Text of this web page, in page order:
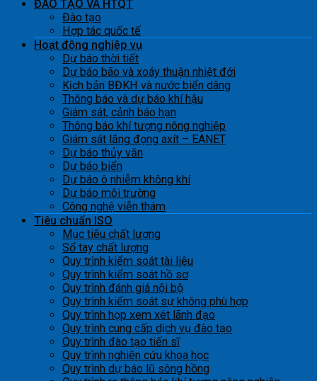
ĐÀO TẠO VÀ HTQT
Đào tạo
Hợp tác quốc tế
Hoạt động nghiệp vụ
Dự báo thời tiết
Dự báo bão và xoáy thuận nhiệt đới
Kịch bản BĐKH và nước biển dâng
Thông báo và dự báo khí hậu
Giám sát, cảnh báo hạn
Thông báo khí tượng nông nghiệp
Giám sát lắng đọng axít – EANET
Dự báo thủy văn
Dự báo biển
Dự báo ô nhiễm không khí
Dự báo môi trường
Công nghệ viễn thám
Tiêu chuẩn ISO
Mục tiêu chất lượng
Sổ tay chất lượng
Quy trình kiểm soát tài liệu
Quy trình kiểm soát hồ sơ
Quy trình đánh giá nội bộ
Quy trình kiểm soát sự không phù hợp
Quy trình họp xem xét lãnh đạo
Quy trình cung cấp dịch vụ đào tạo
Quy trình đào tạo tiến sĩ
Quy trình nghiên cứu khoa học
Quy trình dự báo lũ sông hồng